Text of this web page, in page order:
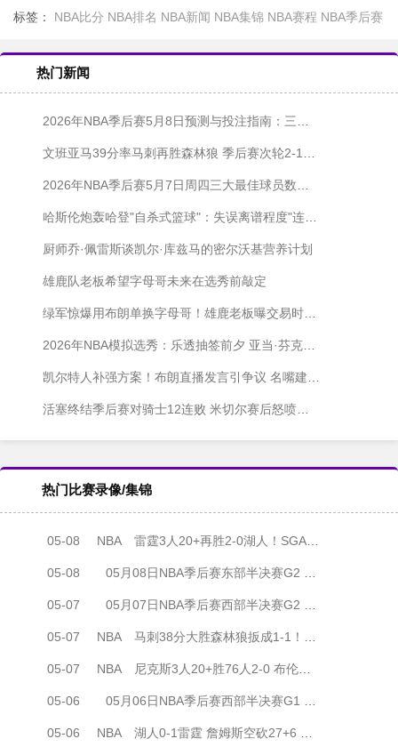
标签： NBA比分 NBA排名 NBA新闻 NBA集锦 NBA赛程 NBA季后赛
热门新闻
2026年NBA季后赛5月8日预测与投注指南：三串一组合回报率超+600
文班亚马39分率马刺再胜森林狼 季后赛次轮2-1领先
2026年NBA季后赛5月7日周四三大最佳球员数据投注推荐
哈斯伦炮轰哈登"自杀式篮球"：失误离谱程度"连我儿子都不如"
厨师乔·佩雷斯谈凯尔·库兹马的密尔沃基营养计划
雄鹿队老板希望字母哥未来在选秀前敲定
绿军惊爆用布朗单换字母哥！雄鹿老板曝交易时间表：选秀日前定生死
2026年NBA模拟选秀：乐透抽签前夕 亚当·芬克尔斯坦预测状元热门
凯尔特人补强方案！布朗直播发言引争议 名嘴建议交易换字母哥
活塞终结季后赛对骑士12连败 米切尔赛后怒喷：冲击篮筐却无哨
热门比赛录像/集锦
05-08 NBA 雷霆3人20+再胜2-0湖人！SGA22分 詹姆斯23+6 小里31+6
05-08 05月08日NBA季后赛东部半决赛G2 骑士 - 活塞 全场录像
05-07 05月07日NBA季后赛西部半决赛G2 森林狼 - 马刺 全场录像
05-07 NBA 马刺38分大胜森林狼扳成1-1！文班26分钟19+15 华子13中5
05-07 NBA 尼克斯3人20+胜76人2-0 布伦森26+6 唐斯20+10+7 恩比德伤缺
05-06 05月06日NBA季后赛西部半决赛G1 湖人 - 雷霆 全场录像
05-06 NBA 湖人0-1雷霆 詹姆斯空砍27+6 里夫斯16中3 SGA18+6 切特24+12